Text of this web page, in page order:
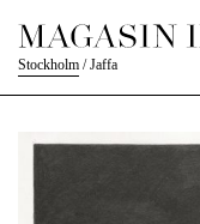
Stockholm /Jaffa